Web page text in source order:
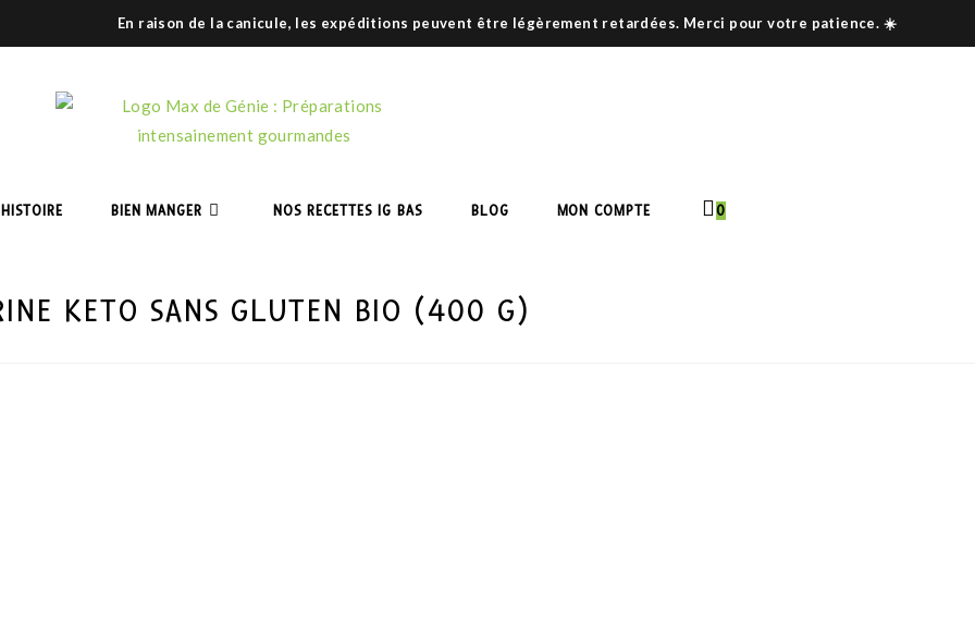
En raison de la canicule, les expéditions peuvent être légèrement retardées. Merci pour votre patience. ☀️
BIEN MANGER NOS RECETTES IG BAS BLOG MON COMPTE 0
KETO SANS GLUTEN BIO (400 G)